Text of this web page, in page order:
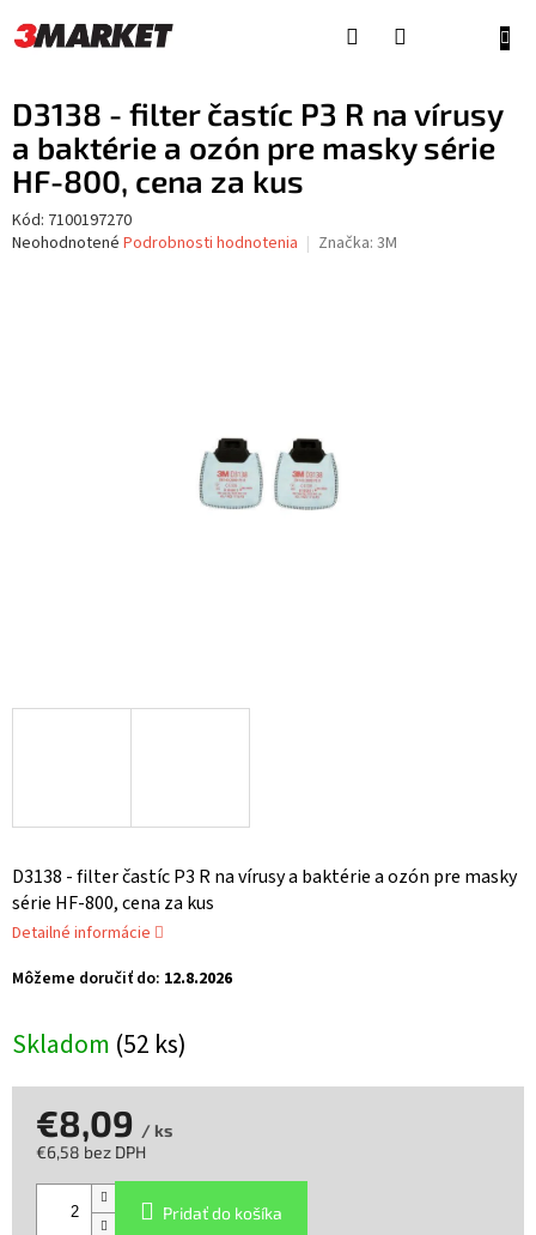
na
obsah
D3138 - filter častíc P3 R na vírusy
a baktérie a ozón pre masky série
HF-800, cena za kus
Kód: 7100197270
Priemerné
Neohodnotené Podrobnosti hodnotenia Značka: 3M
Skladom (52 ks)
Môžeme doručiť do: 12.8.2026
D3138 - filter častíc P3 R na vírusy a baktérie a ozón pre masky
série HF-800, cena za kus
Detailné informácie
€8,09 / ks
€6,58 bez DPH
Pridať do košíka